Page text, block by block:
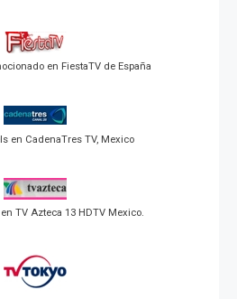
en FiestaTV de España
en CadenaTres TV, Mexico
TV Azteca 13 HDTV Mexico.